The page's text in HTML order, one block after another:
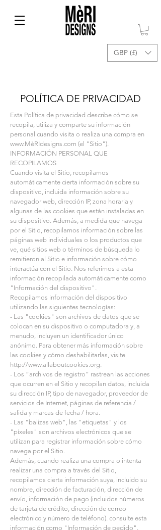
GBP (£)
Esta Política de privacidad describe cómo se
recopila, utiliza y comparte su información
personal cuando visita o realiza una compra en
www.MèRIdesigns.com (el "Sitio").
INFORMACIÓN PERSONAL QUE
RECOPILAMOS
Cuando visita el Sitio, recopilamos
automáticamente cierta información sobre su
dispositivo, incluida información sobre su
navegador web, dirección IP, zona horaria y
algunas de las cookies que están instaladas en
su dispositivo. Además, a medida que navega
por el Sitio, recopilamos información sobre las
páginas web individuales o los productos que
ve, qué sitios web o términos de búsqueda lo
remitieron al Sitio e información sobre cómo
interactúa con el Sitio. Nos referimos a esta
información recopilada automáticamente como
"Información del dispositivo".
Recopilamos información del dispositivo
utilizando las siguientes tecnologías:
- Las "cookies" son archivos de datos que se
colocan en su dispositivo o computadora y, a
menudo, incluyen un identificador único
anónimo. Para obtener más información sobre
las cookies y cómo deshabilitarlas, visite
http://www.allaboutcookies.org.
- Los “archivos de registro” rastrean las acciones
que ocurren en el Sitio y recopilan datos, incluida
su dirección IP, tipo de navegador, proveedor de
servicios de Internet, páginas de referencia /
salida y marcas de fecha / hora.
- Las "balizas web", las "etiquetas" y los
"píxeles" son archivos electrónicos que se
utilizan para registrar información sobre cómo
navega por el Sitio.
Además, cuando realiza una compra o intenta
realizar una compra a través del Sitio,
recopilamos cierta información suya, incluido su
nombre, dirección de facturación, dirección de
envío, información de pago (incluidos números
de tarjeta de crédito, dirección de correo
electrónico y número de teléfono). consulte esta
información como "Información de pedido".
POLÍTICA DE PRIVACIDAD